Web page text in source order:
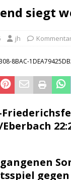
siegt
jh
gegen